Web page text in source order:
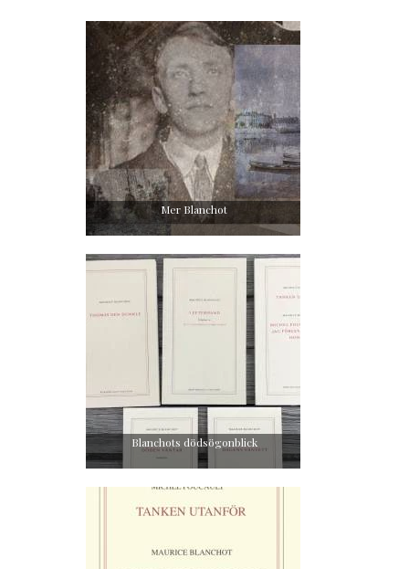
Mer Blanchot
Blanchots dödsögonblick